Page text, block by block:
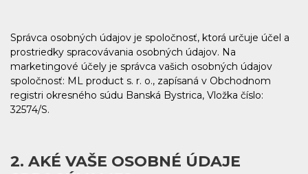
Správca osobných údajov je spoločnosť, ktorá určuje účel a
prostriedky spracovávania osobných údajov. Na
marketingové účely je správca vašich osobných údajov
spoločnosť: ML product s. r. o., zapísaná v Obchodnom
registri okresného súdu Banská Bystrica, Vložka číslo:
32574/S.
2. AKÉ VAŠE OSOBNÉ ÚDAJE